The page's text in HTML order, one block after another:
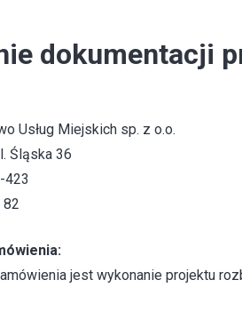
dokumentacji
Usług Miejskich sp. z o.o.
Śląska 36
423
82
jest wykonanie projektu